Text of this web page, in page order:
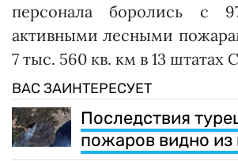
персонала боролись с
активными лесными
7 тыс. 560 кв. км в 13 штатах
ВАС ЗАИНТЕРЕСУЕТ
Последствия
пожаров видно из